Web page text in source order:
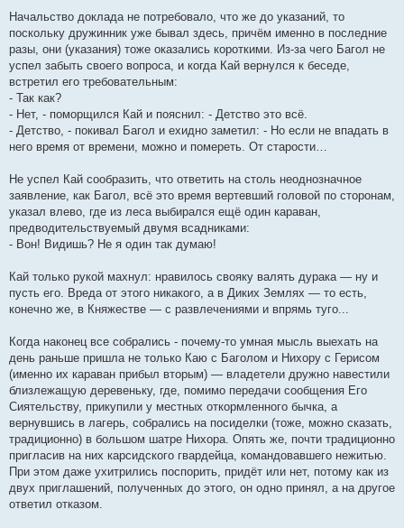
Начальство доклада не потребовало, что же до указаний, то
поскольку дружинник уже бывал здесь, причём именно в последние
разы, они (указания) тоже оказались короткими. Из-за чего Багол не
успел забыть своего вопроса, и когда Кай вернулся к беседе,
встретил его требовательным:
- Так как?
- Нет, - поморщился Кай и пояснил: - Детство это всё.
- Детство, - покивал Багол и ехидно заметил: - Но если не впадать в
него время от времени, можно и помереть. От старости…
Не успел Кай сообразить, что ответить на столь неоднозначное
заявление, как Багол, всё это время вертевший головой по сторонам,
указал влево, где из леса выбирался ещё один караван,
предводительствуемый двумя всадниками:
- Вон! Видишь? Не я один так думаю!
Кай только рукой махнул: нравилось свояку валять дурака — ну и
пусть его. Вреда от этого никакого, а в Диких Землях — то есть,
конечно же, в Княжестве — с развлечениями и впрямь туго...
Когда наконец все собрались - почему-то умная мысль выехать на
день раньше пришла не только Каю с Баголом и Нихору с Герисом
(именно их караван прибыл вторым) — владетели дружно навестили
близлежащую деревеньку, где, помимо передачи сообщения Его
Сиятельству, прикупили у местных откормленного бычка, а
вернувшись в лагерь, собрались на посиделки (тоже, можно сказать,
традиционно) в большом шатре Нихора. Опять же, почти традиционно
пригласив на них карсидского гвардейца, командовавшего нежитью.
При этом даже ухитрились поспорить, придёт или нет, потому как из
двух приглашений, полученных до этого, он одно принял, а на другое
ответил отказом.